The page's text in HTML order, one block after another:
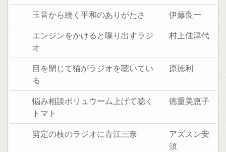
玉音から続く平和のありがたさ
伊藤良一
エンジンをかけると喋り出すラジ
オ
村上佳津代
目を閉じて猫がラジオを聴いてい
る
原徳利
悩み相談ボリュウーム上げて聴く
トマト
徳重美恵子
剪定の枝のラジオに青江三奈
アズスン安
須